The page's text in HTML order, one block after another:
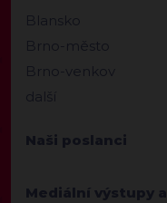
Blansko
Brno-město
Brno-venkov
další
Naši poslanci
Mediální výstupy